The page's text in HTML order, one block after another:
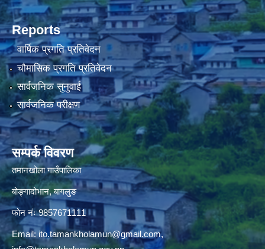
Reports
वार्षिक प्रगति प्रतिवेदन
चौमासिक प्रगति प्रतिवेदन
सार्वजनिक सुनुवाई
सार्वजनिक परीक्षण
सम्पर्क विवरण
तमानखोला गाउँपालिका
बोङ्गादोभान, बागलुङ
फोन नंः 9857671111
Email: ito.tamankholamun@gmail.com,